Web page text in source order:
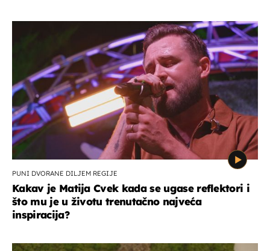
PUNI DVORANE DILJEM REGIJE
Kakav je Matija Cvek kada se ugase reflektori i
što mu je u životu trenutačno najveća
inspiracija?